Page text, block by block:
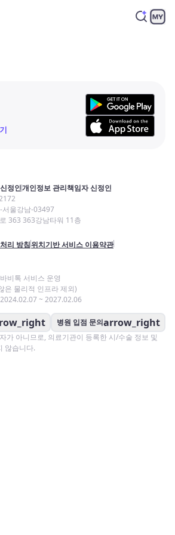
정인개인정보 관리책임자 신정인
서울강남-03497
363 363강남타워 11층
리 방침위치기반 서비스 이용약관
비톡 서비스 운영
은 물리적 인프라 제외)
~ 2027.02.06
병원 입점 문의arrow_right
가 아니므로, 의료기관이 등록한 시/수술 정보 및
않습니다.